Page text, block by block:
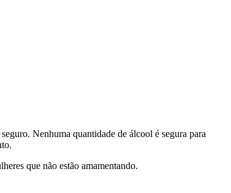
Nenhuma quantidade de álcool é segura para
que não estão amamentando.